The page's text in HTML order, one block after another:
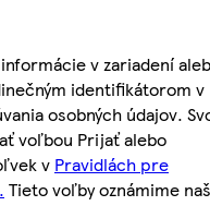
v zariadení
identifikátorom v
osobných údajov.
voľbou Prijať alebo
v Pravidlách pre
Tieto voľby oznámime